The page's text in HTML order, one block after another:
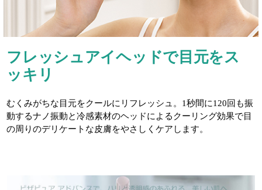
フレッシュアイヘッドで目元をス
ッキリ
むくみがちな目元をクールにリフレッシュ。1秒間に120回も振
動するナノ振動と冷感素材のヘッドによるクーリング効果で目
の周りのデリケートな皮膚をやさしくケアします。